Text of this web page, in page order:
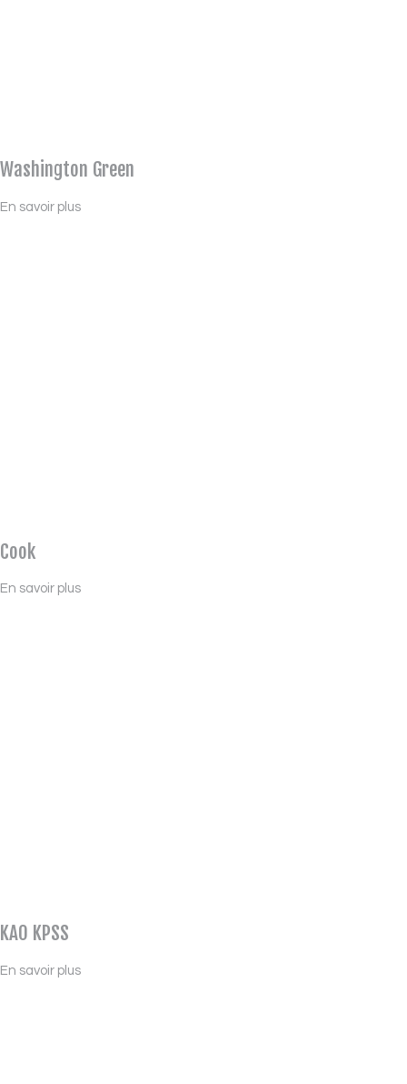
Washington Green
En savoir plus
Cook
En savoir plus
KAO KPSS
En savoir plus